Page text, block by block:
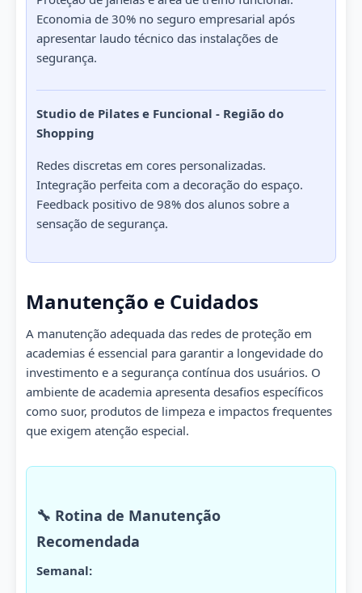
Economia de 30% no seguro empresarial após
apresentar laudo técnico das instalações de
segurança.
Studio de Pilates e Funcional - Região do
Shopping
Redes discretas em cores personalizadas.
Integração perfeita com a decoração do espaço.
Feedback positivo de 98% dos alunos sobre a
sensação de segurança.
Manutenção e Cuidados
A manutenção adequada das redes de proteção em
academias é essencial para garantir a longevidade do
investimento e a segurança contínua dos usuários. O
ambiente de academia apresenta desafios específicos
como suor, produtos de limpeza e impactos frequentes
que exigem atenção especial.
🔧 Rotina de Manutenção
Recomendada
Semanal: